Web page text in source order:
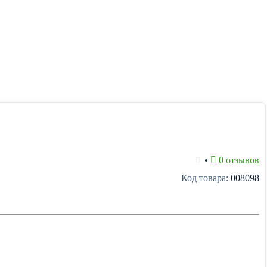
•
0 отзывов
Код товара: 008098